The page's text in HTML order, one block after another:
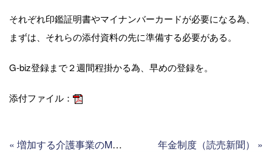
それぞれ印鑑証明書やマイナンバーカードが必要になる為、
まずは、それらの添付資料の先に準備する必要がある。
G-biz登録まで２週間程掛かる為、早めの登録を。
添付ファイル：
« 増加する介護事業のM&A（高齢者住宅新聞） 年金制度（読売新聞） »